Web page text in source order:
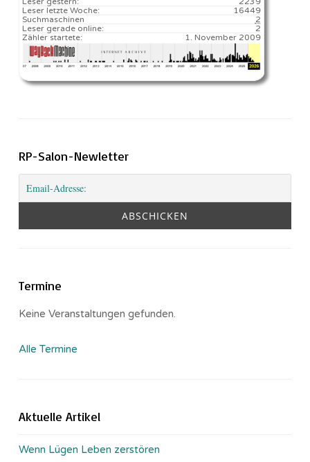
16449️
Leser letzte Woche:
2
Suchmaschinen
2
Leser gerade online:
1. November 2009
Zähler startete:
RP-Salon-Newletter
Termine
Keine Veranstaltungen gefunden.
Alle Termine
Aktuelle Artikel
Wenn Lügen Leben zerstören